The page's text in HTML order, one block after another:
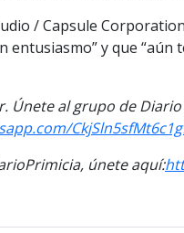
/ Capsule
y que “aún
Únete al grupo de
únete aquí: